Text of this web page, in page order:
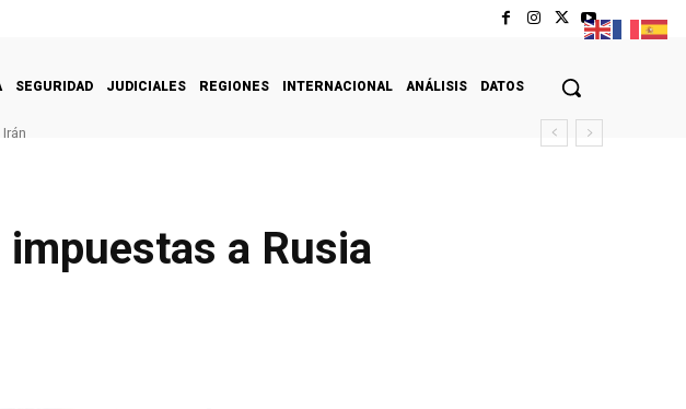
SEGURIDAD JUDICIALES REGIONES INTERNACIONAL ANÁLISIS DATOS
impuestas a Rusia